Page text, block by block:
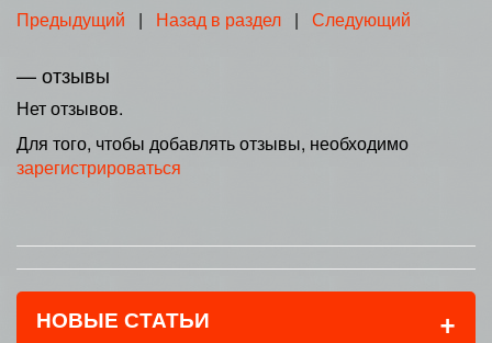
Предыдущий | Назад в раздел | Следующий
— отзывы
Нет отзывов.
Для того, чтобы добавлять отзывы, необходимо
зарегистрироваться
НОВЫЕ СТАТЬИ +